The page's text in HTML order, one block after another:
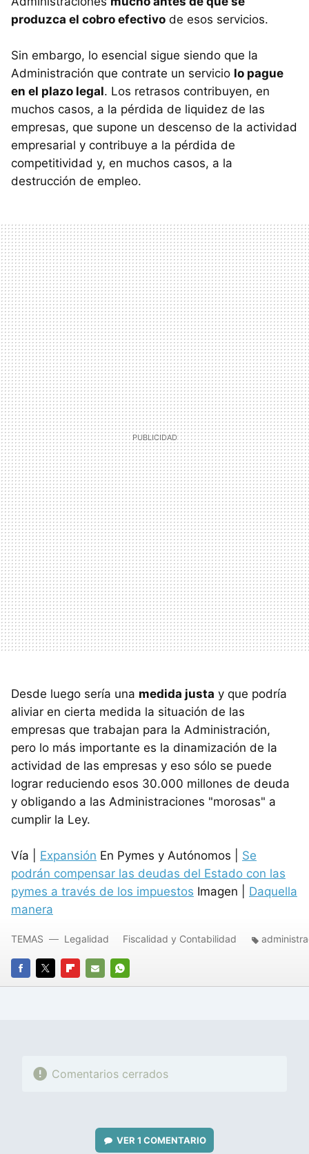
produzca el cobro efectivo de esos servicios.
Sin embargo, lo esencial sigue siendo que la
Administración que contrate un servicio lo pague
en el plazo legal. Los retrasos contribuyen, en
muchos casos, a la pérdida de liquidez de las
empresas, que supone un descenso de la actividad
empresarial y contribuye a la pérdida de
competitividad y, en muchos casos, a la
destrucción de empleo.
Desde luego sería una medida justa y que podría
aliviar en cierta medida la situación de las
empresas que trabajan para la Administración,
pero lo más importante es la dinamización de la
actividad de las empresas y eso sólo se puede
lograr reduciendo esos 30.000 millones de deuda
y obligando a las Administraciones "morosas" a
cumplir la Ley.
Vía | Expansión En Pymes y Autónomos | Se
podrán compensar las deudas del Estado con las
pymes a través de los impuestos Imagen | Daquella
manera
FACEBOOK
TWITTERFLIPBOARD
E-
WHATSAPP
TEMAS Legalidad Fiscalidad y Contabilidad
Comentarios cerrados
VER 1 COMENTARIO